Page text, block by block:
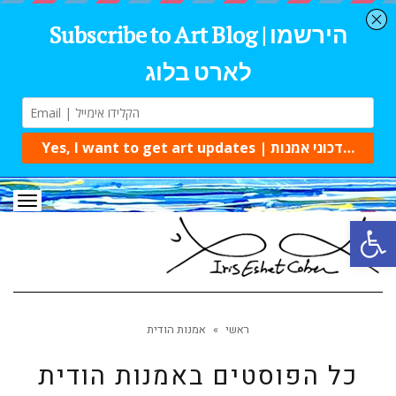
פתח סרגל נגישות
ראשי » אמנות הודית
כל הפוסטים באמנות הודית